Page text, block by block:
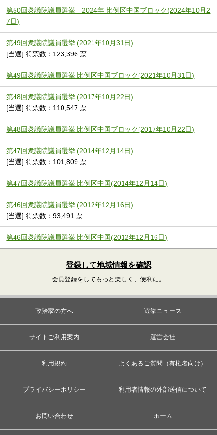
第50回衆議院議員選挙 2024年 比例区中国ブロック(2024年10月2
7日)
第49回衆議院議員選挙 (2021年10月31日)
[当選] 得票数：123,396 票
第49回衆議院議員選挙 比例区中国ブロック(2021年10月31日)
第48回衆議院議員選挙 (2017年10月22日)
[当選] 得票数：110,547 票
第48回衆議院議員選挙 比例区中国ブロック(2017年10月22日)
第47回衆議院議員選挙 (2014年12月14日)
[当選] 得票数：101,809 票
第47回衆議院議員選挙 比例区中国(2014年12月14日)
第46回衆議院議員選挙 (2012年12月16日)
[当選] 得票数：93,491 票
第46回衆議院議員選挙 比例区中国(2012年12月16日)
登録して地域情報を確認
会員登録をしてもっと楽しく、便利に。
政治家の方へ 選挙ニュース
サイトご利用案内 運営会社
利用規約 よくあるご質問（有権者向け）
プライバシーポリシー 利用者情報の外部送信について
お問い合わせ ホーム